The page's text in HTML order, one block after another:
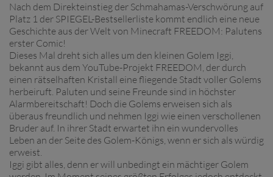
Nach dem Direkteinstieg der Schmahamas-Verschwörung auf
Platz 1 der SPIEGEL-Bestsellerliste kommt endlich eine neue
Geschichte aus der Welt von Minecraft FREEDOM: Palutens
erster Comic!
Dieses Mal dreht sich alles um den kleinen Golem Iggi,
bekannt aus dem YouTube-Projekt FREEDOM, der durch
einen rätselhaften Kristall eine fliegende Stadt voller Golems
herbeiruft. Paluten und seine Freunde sind in höchster
Alarmbereitschaft! Doch die Golems erweisen sich als
überaus freundlich und nehmen Iggi wie einen verschollenen
Bruder auf. In ihrer Stadt erwartet ihn ein wundervolles
Leben an der Seite des Golem-Königs, wenn er sich als würdig
erweist.
Iggi gibt alles, denn er will unbedingt ein mächtiger Golem